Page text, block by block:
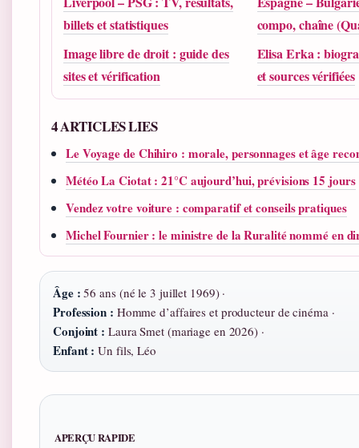
billets et statistiques
compo, chaîne
Image libre de droit : guide des
sites et vérification
Elisa Erka :
et sources vérifiées
4 ARTICLES LIES
Le Voyage de Chihiro : morale, personnages et âge
Météo La Ciotat : 21°C aujourd’hui, prévisions 15 jours
Vendez votre voiture : comparatif et conseils pratiques
Michel Fournier : le ministre de la Ruralité nommé en
Âge : 56 ans (né le 3 juillet 1969) ·
Profession : Homme d’affaires et producteur de cinéma ·
Conjoint : Laura Smet (mariage en 2026) ·
Enfant : Un fils, Léo
APERÇU RAPIDE